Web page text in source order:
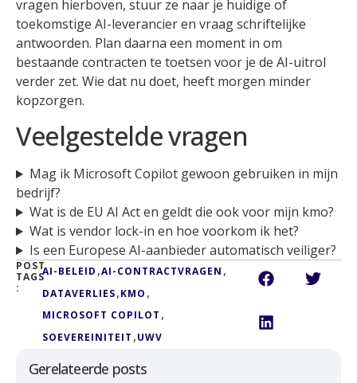
Gerelateerde posts
vragen hierboven, stuur ze naar je huidige of
toekomstige AI-leverancier en vraag schriftelijke
antwoorden. Plan daarna een moment in om
bestaande contracten te toetsen voor je de AI-uitrol
verder zet. Wie dat nu doet, heeft morgen minder
kopzorgen.
Veelgestelde vragen
Mag ik Microsoft Copilot gewoon gebruiken in mijn
bedrijf?
Wat is de EU AI Act en geldt die ook voor mijn kmo?
Wat is vendor lock-in en hoe voorkom ik het?
Is een Europese AI-aanbieder automatisch veiliger?
POST
TAGS
:
AI-BELEID ,AI-CONTRACTVRAGEN ,
DATAVERLIES,KMO ,
MICROSOFT COPILOT ,
SOEVEREINITEIT ,UWV